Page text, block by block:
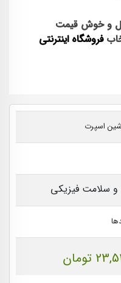
و خوش قیمت
فروشگاه اینترنتی
اسپرت
سلامت فیزیکی
تومان